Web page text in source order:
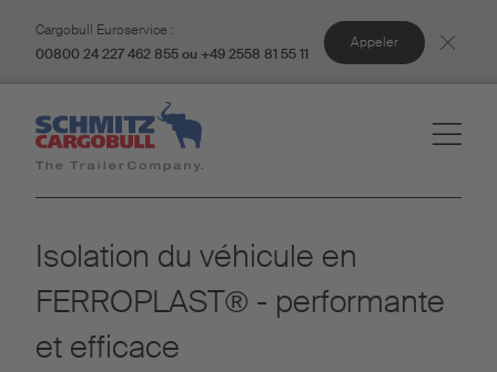
Cargobull Euroservice :
00800 24 227 462 855 ou +49 2558 81 55 11
Appeler
Isolation du véhicule en
FERROPLAST® - performante
et efficace